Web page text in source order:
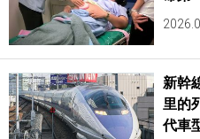
新幹
里的
代車